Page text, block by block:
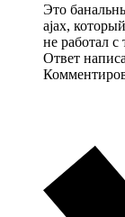
Это
ajax,
не работал
Ответ